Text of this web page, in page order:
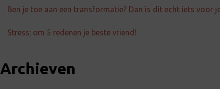
Ben je toe aan een transformatie? Dan is dit echt iets voor
Stress: om 5 redenen je beste vriend!
Archieven